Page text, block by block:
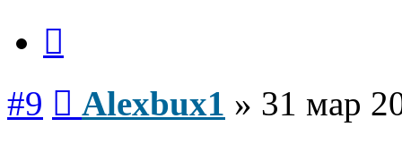
#9 Alexbux1 » 31 мар